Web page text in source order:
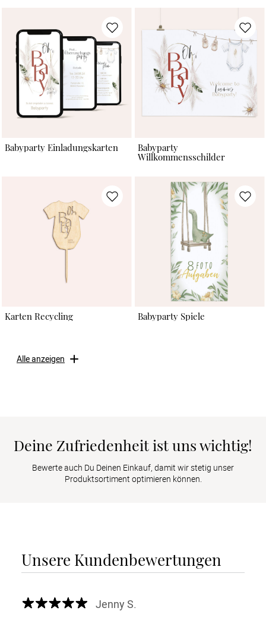
Babyparty Einladungskarten
Babyparty
Willkommensschilder
Karten Recycling Babyparty Spiele
Alle anzeigen
Deine Zufriedenheit ist uns wichtig!
Bewerte auch Du Deinen Einkauf, damit wir stetig unser
Produktsortiment optimieren können.
Unsere Kundenbewertungen
Jenny S.